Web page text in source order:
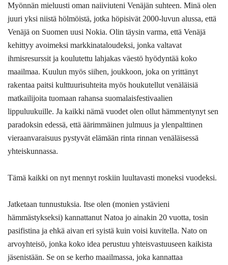
Myönnän mieluusti oman naiiviuteni Venäjän suhteen. Minä olen
juuri yksi niistä hölmöistä, jotka höpisivät 2000-luvun alussa, että
Venäjä on Suomen uusi Nokia. Olin täysin varma, että Venäjä
kehittyy avoimeksi markkinataloudeksi, jonka valtavat
ihmisresurssit ja koulutettu lahjakas väestö hyödyntää koko
maailmaa. Kuulun myös siihen, joukkoon, joka on yrittänyt
rakentaa paitsi kulttuurisuhteita myös houkutellut venäläisiä
matkailijoita tuomaan rahansa suomalaisfestivaalien
lippuluukuille. Ja kaikki nämä vuodet olen ollut hämmentynyt sen
paradoksin edessä, että äärimmäinen julmuus ja ylenpalttinen
vieraanvaraisuus pystyvät elämään rinta rinnan venäläisessä
yhteiskunnassa.
Tämä kaikki on nyt mennyt roskiin luultavasti moneksi vuodeksi.
Jatketaan tunnustuksia. Itse olen (monien ystävieni
hämmästykseksi) kannattanut Natoa jo ainakin 20 vuotta, tosin
pasifistina ja ehkä aivan eri syistä kuin voisi kuvitella. Nato on
arvoyhteisö, jonka koko idea perustuu yhteisvastuuseen kaikista
jäsenistään. Se on se kerho maailmassa, joka kannattaa